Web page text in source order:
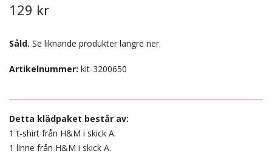
129 kr
Såld. Se liknande produkter längre ner.
Artikelnummer: kit-3200650
Detta klädpaket består av:
1 t-shirt från H&M i skick A.
1 linne från H&M i skick A.